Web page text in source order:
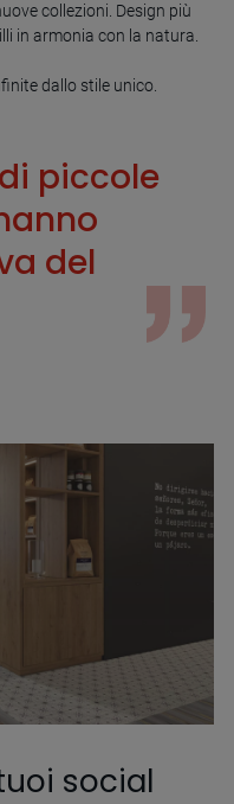
collezioni. Design più
in armonia con la natura.
dallo stile unico.
piccole
del
social